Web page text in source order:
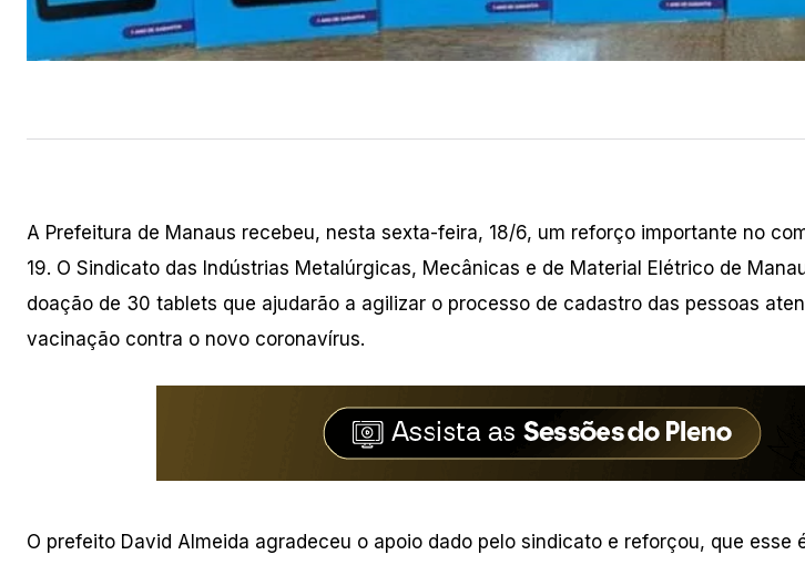
A Prefeitura de Manaus recebeu, nesta sexta-feira, 18/6, um reforço importante no
19. O Sindicato das Indústrias Metalúrgicas, Mecânicas e de Material Elétrico de
doação de 30 tablets que ajudarão a agilizar o processo de cadastro das pessoas
vacinação contra o novo coronavírus.
O prefeito David Almeida agradeceu o apoio dado pelo sindicato e reforçou, que esse